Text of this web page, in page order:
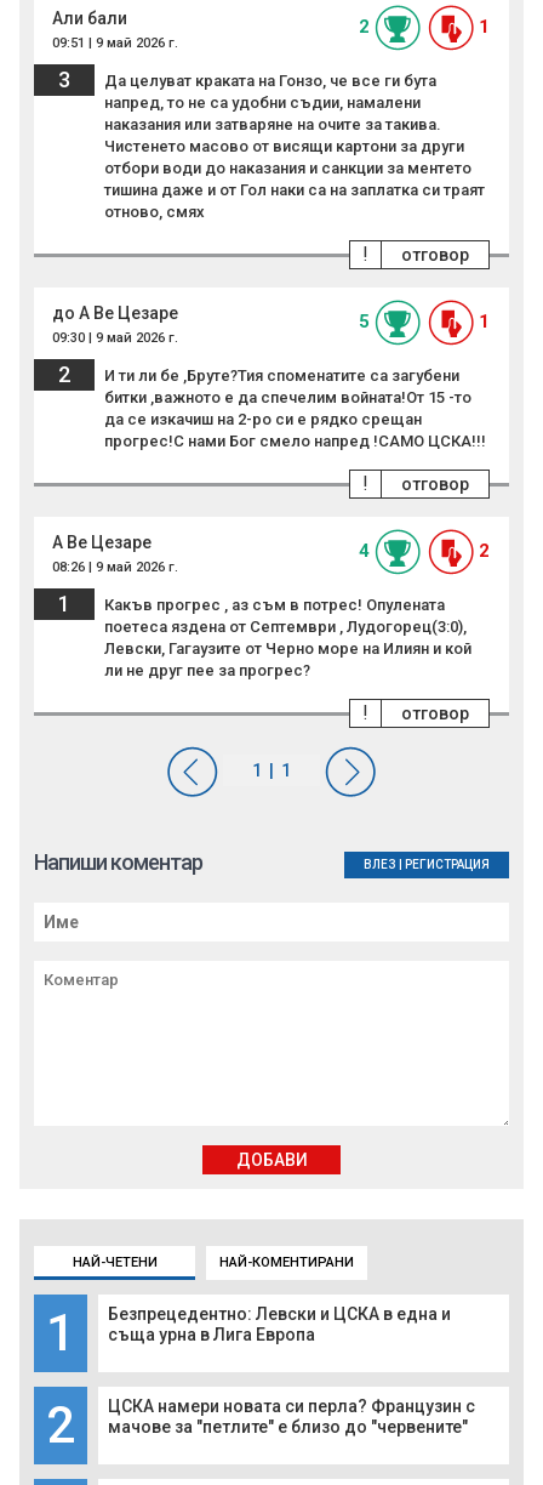
НАЙ-ЧЕТЕНИ НАЙ-КОМЕНТИРАНИ
1
Безпрецедентно: Левски и ЦСКА в една и
съща урна в Лига Европа
2
ЦСКА намери новата си перла? Французин с
мачове за "петлите" е близо до "червените"
Али бали
09:51 | 9 май 2026 г.
2 1
3
Да целуват краката на Гонзо, че все ги бута
напред, то не са удобни съдии, намалени
наказания или затваряне на очите за такива.
Чистенето масово от висящи картони за други
отбори води до наказания и санкции за ментето
тишина даже и от Гол наки са на заплатка си траят
отново, смях
отговор
!
до А Ве Цезаре
09:30 | 9 май 2026 г.
5 1
2
И ти ли бе ,Бруте?Тия споменатите са загубени
битки ,важното е да спечелим войната!От 15 -то
да се изкачиш на 2-ро си е рядко срещан
прогрес!С нами Бог смело напред !САМО ЦСКА!!!
отговор
!
А Ве Цезаре
08:26 | 9 май 2026 г.
4 2
1
Какъв прогрес , аз съм в потрес! Опулената
поетеса яздена от Септември , Лудогорец(3:0),
Левски, Гагаузите от Черно море на Илиян и кой
ли не друг пее за прогрес?
отговор
!
Напиши коментар ВЛЕЗ РЕГИСТРАЦИЯ
ДОБАВИ